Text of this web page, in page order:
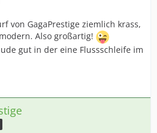
von GagaPrestige ziemlich krass,
Also großartig!
gut in der eine Flussschleife im